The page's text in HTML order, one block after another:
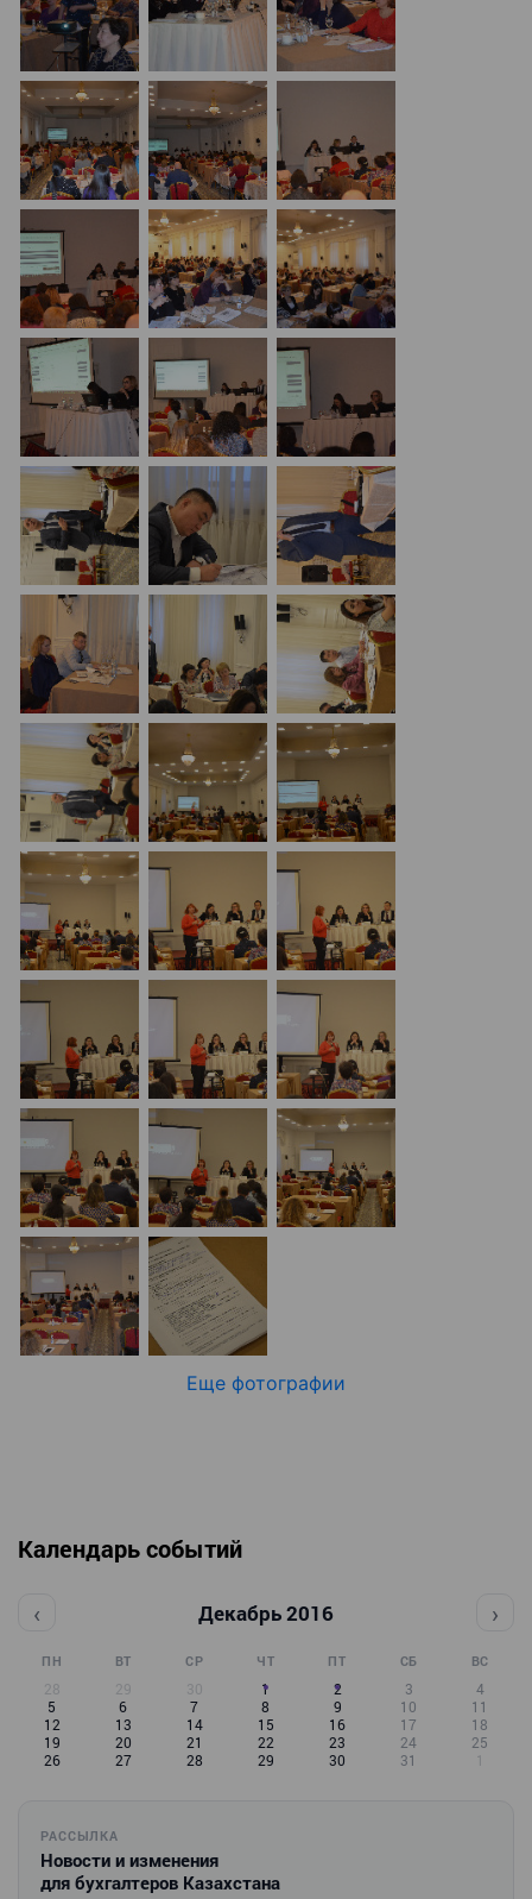
Еще фотографии
Календарь событий
‹ Декабрь 2016 ›
ПН ВТ СР ЧТ ПТ СБ ВС
28 29 30 1 2 3
4
5
6 7 8 9 10
11
12
13 14 15 16 17
18
19
20 21 22 23 24
25
26
27 28 29 30 31 1
РАССЫЛКА
Новости и изменения
для бухгалтеров Казахстана